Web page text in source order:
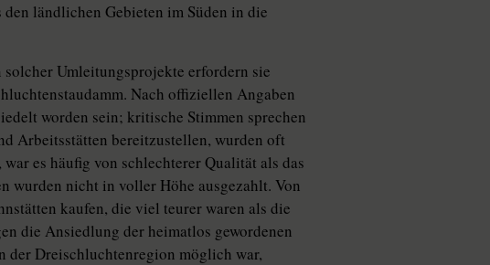
ländlichen Gebieten im Süden in die
Umleitungsprojekte erfordern sie
Nach offiziellen Angaben
worden sein; kritische Stimmen sprechen
Arbeitsstätten bereitzustellen, wurden oft
es häufig von schlechterer Qualität als das
wurden nicht in voller Höhe ausgezahlt. Von
kaufen, die viel teurer waren als die
die Ansiedlung der heimatlos gewordenen
der Dreischluchtenregion möglich war,